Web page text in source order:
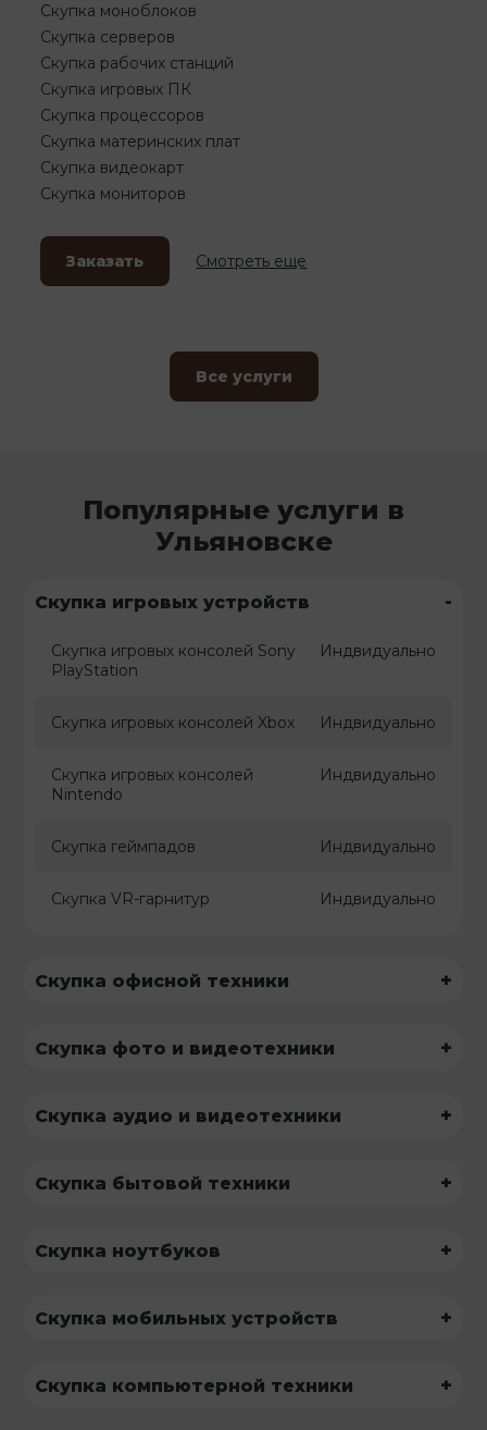
Скупка моноблоков
Скупка серверов
Скупка рабочих станций
Скупка игровых ПК
Скупка процессоров
Скупка материнских плат
Скупка видеокарт
Скупка мониторов
Заказать Смотреть еще
Все услуги
Популярные услуги в
Ульяновске
Скупка игровых устройств -
Скупка игровых консолей Sony
PlayStation
Индвидуально
Скупка игровых консолей Xbox Индвидуально
Скупка игровых консолей
Nintendo
Индвидуально
Скупка геймпадов Индвидуально
Скупка VR-гарнитур Индвидуально
Скупка офисной техники +
Скупка фото и видеотехники +
Скупка аудио и видеотехники +
Скупка бытовой техники +
Скупка ноутбуков +
Скупка мобильных устройств +
Скупка компьютерной техники +